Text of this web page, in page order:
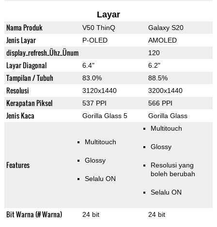
Layar
Nama Produk V50 ThinQ Galaxy S20
Jenis Layar P-OLED AMOLED
display_refresh_Ühz_Ünum 120
Layar Diagonal 6.4" 6.2"
Tampilan / Tubuh 83.0% 88.5%
Resolusi 3120x1440 3200x1440
Kerapatan Piksel 537 PPI 566 PPI
Jenis Kaca Gorilla Glass 5 Gorilla Glass
Features
Multitouch
Glossy
Selalu ON
Multitouch
Glossy
Resolusi yang
boleh berubah
Selalu ON
Bit Warna (# Warna) 24 bit 24 bit